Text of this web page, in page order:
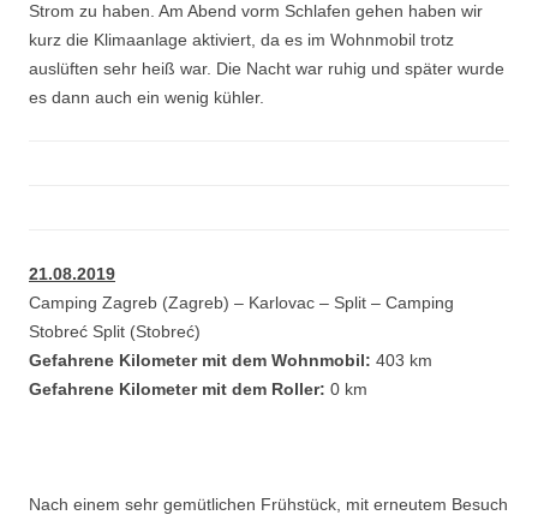
Strom zu haben. Am Abend vorm Schlafen gehen haben wir
kurz die Klimaanlage aktiviert, da es im Wohnmobil trotz
auslüften sehr heiß war. Die Nacht war ruhig und später wurde
es dann auch ein wenig kühler.
21.08.2019
Camping Zagreb (Zagreb) – Karlovac – Split – Camping
Stobreć Split (Stobreć)
Gefahrene Kilometer mit dem Wohnmobil: 403 km
Gefahrene Kilometer mit dem Roller: 0 km
Nach einem sehr gemütlichen Frühstück, mit erneutem Besuch